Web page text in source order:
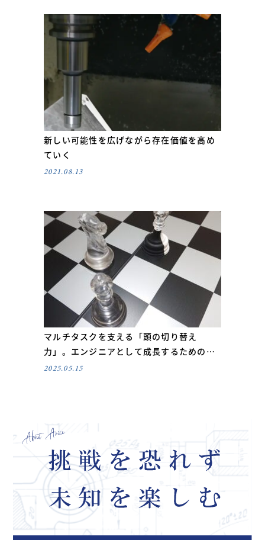
新しい可能性を広げながら存在価値を高め
ていく
2021.08.13
マルチタスクを支える「頭の切り替え
力」。エンジニアとして成長するための…
2025.05.15